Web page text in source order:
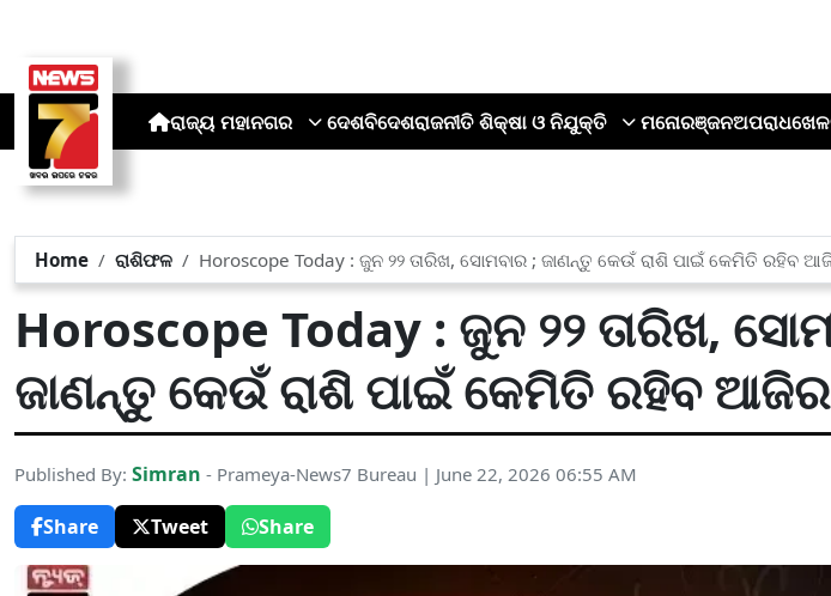
ରାଜ୍ୟ ମହାନଗର ଦେଶବିଦେଶରାଜନୀତି ଶିକ୍ଷା ଓ ନିଯୁକ୍ତି ମନୋରଞ୍ଜନଅପରାଧଖେଳ
Home ରାଶିଫଳ Horoscope Today : ଜୁନ ୨୨ ତାରିଖ, ସୋମବାର ; ଜାଣନ୍ତୁ କେଉଁ ରାଶି ପାଇଁ କେମିତି ରହିବ
Horoscope Today : ଜୁନ ୨୨ ତାରିଖ,
ଜାଣନ୍ତୁ କେଉଁ ରାଶି ପାଇଁ କେମିତି ରହିବ
Published By: Simran - Prameya-News7 Bureau | June 22, 2026 06:55 AM
Share
Tweet Share